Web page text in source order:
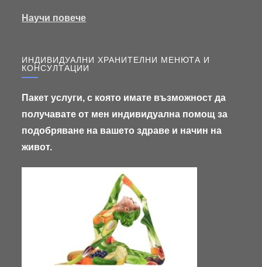
Научи повече
ИНДИВИДУАЛНИ ХРАНИТЕЛНИ МЕНЮТА И
КОНСУЛТАЦИИ
Пакет услуги, с която имате възможност да
получавате от мен индивидуална помощ за
подобряване на вашето здраве и начин на
живот.